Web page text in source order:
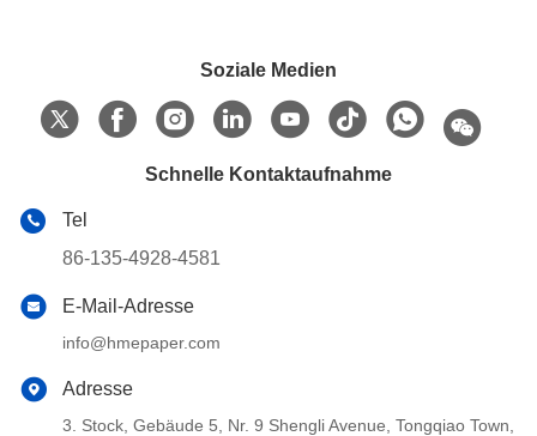
Soziale Medien
Schnelle Kontaktaufnahme
Tel
86-135-4928-4581
E-Mail-Adresse
info@hmepaper.com
Adresse
3. Stock, Gebäude 5, Nr. 9 Shengli Avenue, Tongqiao Town,